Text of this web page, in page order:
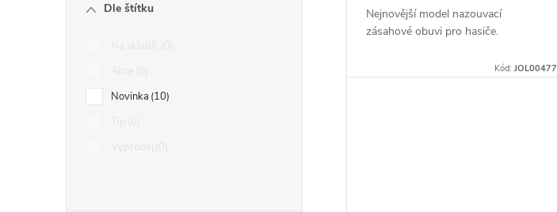
Dle štítku
Novinka 10
Nejnovější model nazouvací
zásahové obuvi pro hasiče.
Kód:JOL00477